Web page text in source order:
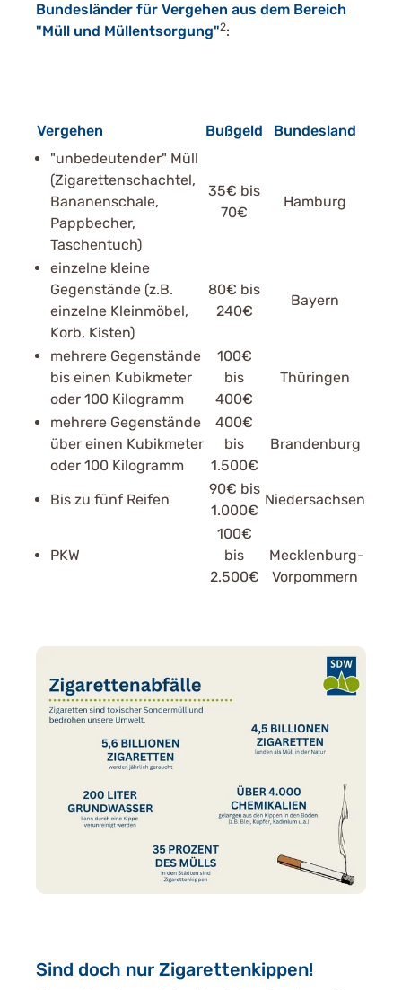
Bundesländer für Vergehen aus dem Bereich
"Müll und Müllentsorgung"2:
Vergehen Bußgeld
Bundesland
"unbedeutender" Müll
(Zigarettenschachtel,
Bananenschale,
Pappbecher,
Taschentuch)
35€ bis
70€
Hamburg
einzelne kleine
Gegenstände (z.B.
einzelne Kleinmöbel,
Korb, Kisten)
80€ bis
240€
Bayern
mehrere Gegenstände
bis einen Kubikmeter
oder 100 Kilogramm
100€
bis
400€
Thüringen
mehrere Gegenstände
über einen Kubikmeter
oder 100 Kilogramm
400€
bis
1.500€
Brandenburg
Bis zu fünf Reifen
90€ bis
1.000€
Niedersachsen
PKW
100€
bis
2.500€
Mecklenburg-
Vorpommern
Sind doch nur Zigarettenkippen!